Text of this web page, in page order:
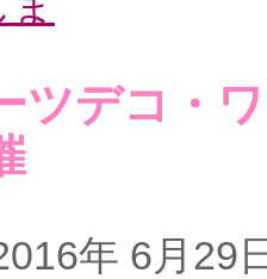
ツデコ・
年 6月29